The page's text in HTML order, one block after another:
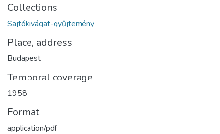
Collections
Sajtókivágat-gyűjtemény
Place, address
Budapest
Temporal coverage
1958
Format
application/pdf